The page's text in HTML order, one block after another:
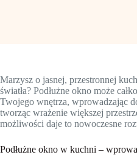
Marzysz o jasnej, przestronnej
światła? Podłużne okno może
Twojego wnętrza, wprowadzając
tworząc wrażenie większej
możliwości daje to nowoczesne
Podłużne okno w kuchni –